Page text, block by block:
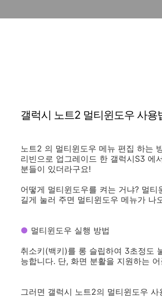
갤럭시 노트2 멀티윈도우 사용
노트2 의 멀티윈도우 메뉴 편집 하는
리빈으로 업그레이드 한 갤럭시S3 에
분들이 있더라구요!
어떻게 멀티윈도우를 켜는 거냐? 멀
길게 눌러 주면 멀티윈도우 메뉴가 나
● 멀티윈도우 실행 방법
취소키(백키)를 롱 슬립하여 3초정도
능합니다. 단, 화면 분활을 지원하는
그러면 갤럭시 노트2의 멀티윈도우